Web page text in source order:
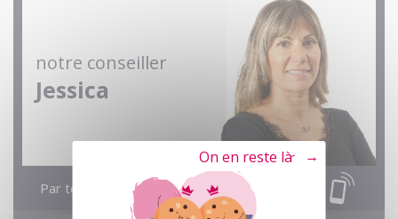
notre conseiller
Jessica
Par téléphone
Tout refuser